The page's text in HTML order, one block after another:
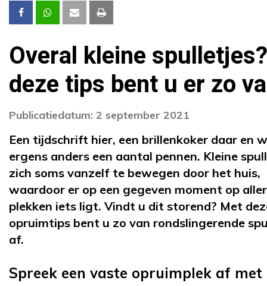
Overal kleine
deze tips bent u er zo
Publicatiedatum: 2 september 2021
Een tijdschrift hier, een brillenkoker daar en
ergens anders een aantal pennen. Kleine
zich soms vanzelf te bewegen door het huis,
waardoor er op een gegeven moment op
plekken iets ligt. Vindt u dit storend? Met
opruimtips bent u zo van rondslingerende
af.
Spreek een vaste opruimplek af met